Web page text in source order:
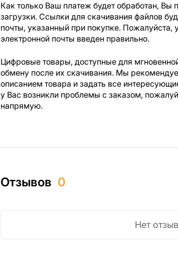
Как только Ваш платеж будет обработан, Вы
загрузки. Ссылки для скачивания файлов
почты, указанный при покупке. Пожалуйста,
электронной почты введен правильно.
Цифровые товары, доступные для
обмену после их скачивания. Мы
описанием товара и задать все
у Вас возникли проблемы с заказом,
напрямую.
Отзывов 0
Нет